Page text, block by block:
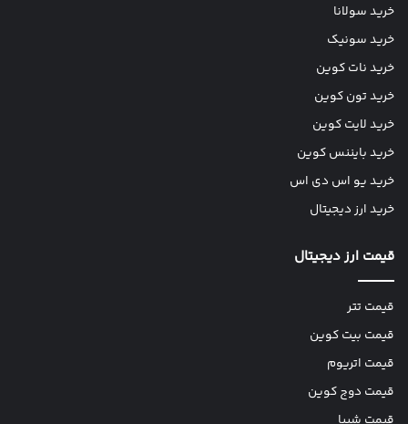
خرید سولانا
خرید سونیک
خرید نات کوین
خرید تون کوین
خرید لایت کوین
خرید بایننس کوین
خرید یو اس دی اس
خرید ارز دیجیتال
قیمت ارز دیجیتال
قیمت تتر
قیمت بیت کوین
قیمت اتریوم
قیمت دوج کوین